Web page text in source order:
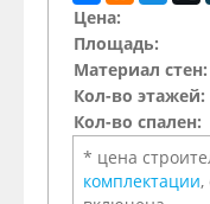
Цена:
Площадь:
Материал стен:
Кол-во этажей:
Кол-во спален:
* цена
комплектации,